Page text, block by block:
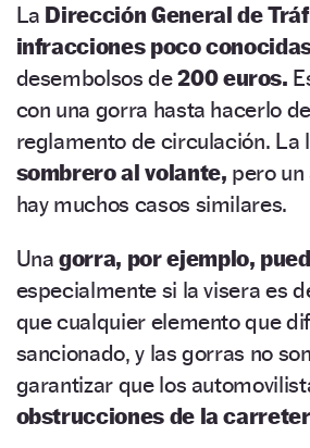
La Dirección General de
infracciones poco
desembolsos de200 euros.
con una gorra hasta hacerlo
reglamento de circulación. La
sombrero al volante, pero
hay muchos casos similares.
Unagorra, por ejemplo,
especialmente si la visera es
que cualquier elemento que
sancionado, y las gorras no
garantizar que los
obstrucciones de la